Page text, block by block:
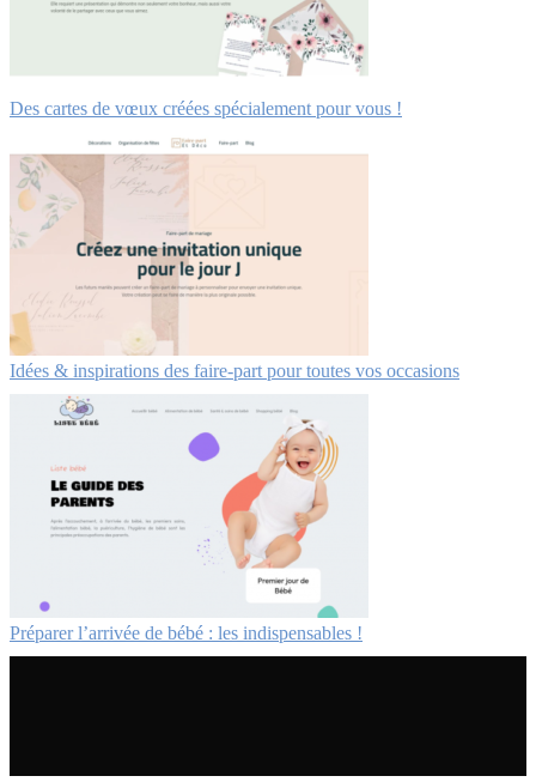
Des cartes de vœux créées spécialement pour vous !
Idées & inspirations des faire-part pour toutes vos occasions
Préparer l’arrivée de bébé : les indispensables !